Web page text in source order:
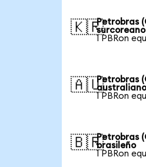
🇰🇷Petrobras
surcoreano
1 PBRon
🇦🇺Petrobras
1 PBRon
🇧🇷Petrobras
brasileño
1 PBRon